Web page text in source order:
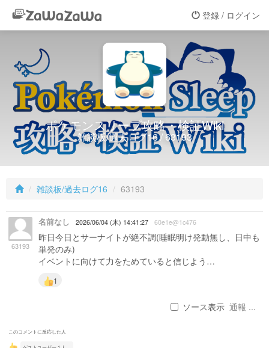
登録 / ログイン
ポケモンスリープ攻略・検証Wiki
雑談板/過去ログ16 / 63193
雑談板/過去ログ16 63193
63193
名前なし 2026/06/04 (木) 14:41:27 60e1e@1c476
昨日今日とサーナイトが絶不調(睡眠明け発動無し、日中も
単発のみ)
イベントに向けて力をためていると信じよう…
1
ソース表示 通報 ...
このコメントに反応した人